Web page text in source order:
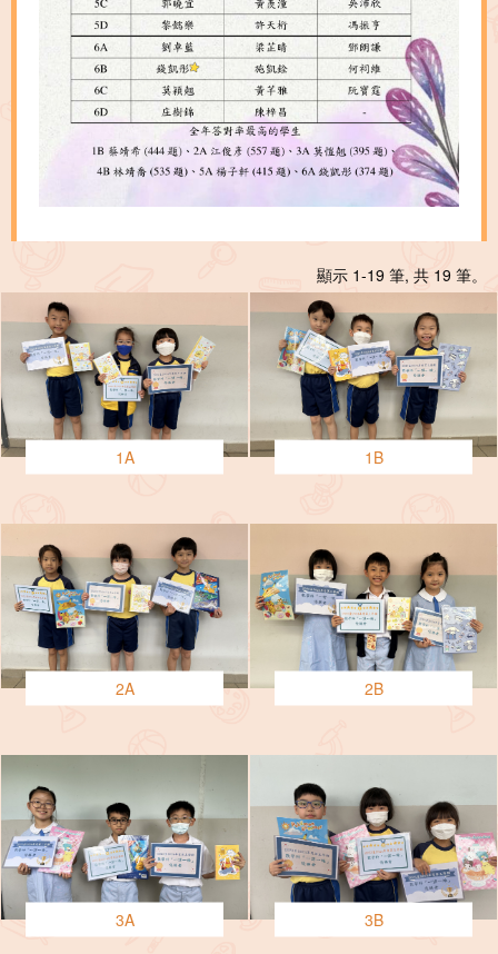
顯示 1-19 筆, 共 19 筆。
1A 1B
2A 2B
3A 3B